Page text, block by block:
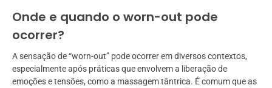
Onde e quando o worn-out pode
ocorrer?
A sensação de “worn-out” pode ocorrer em diversos contextos,
especialmente após práticas que envolvem a liberação de
emoções e tensões, como a massagem tântrica. É comum que as